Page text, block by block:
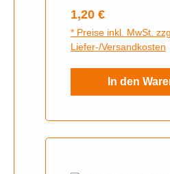
Regulärer Preis:
1,20 €
* Preise inkl. MwSt.
Liefer-/Versandkosten
In den